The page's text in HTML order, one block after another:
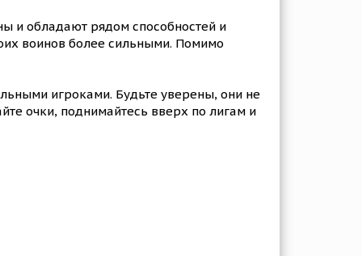
и обладают рядом способностей и
воинов более сильными. Помимо
игроками. Будьте уверены, они не
очки, поднимайтесь вверх по лигам и